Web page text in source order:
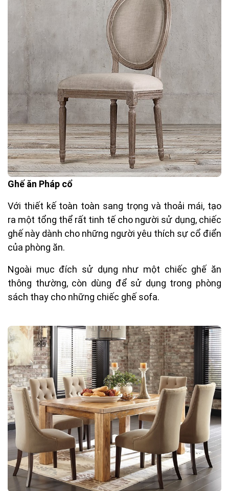
Ghế ăn Pháp cổ
Với thiết kế toàn toàn sang trọng và thoải mái, tạo
ra một tổng thể rất tinh tế cho người sử dụng, chiếc
ghế này dành cho những người yêu thích sự cổ điển
của phòng ăn.
Ngoài mục đích sử dụng như một chiếc ghế ăn
thông thường, còn dùng để sử dụng trong phòng
sách thay cho những chiếc ghế sofa.